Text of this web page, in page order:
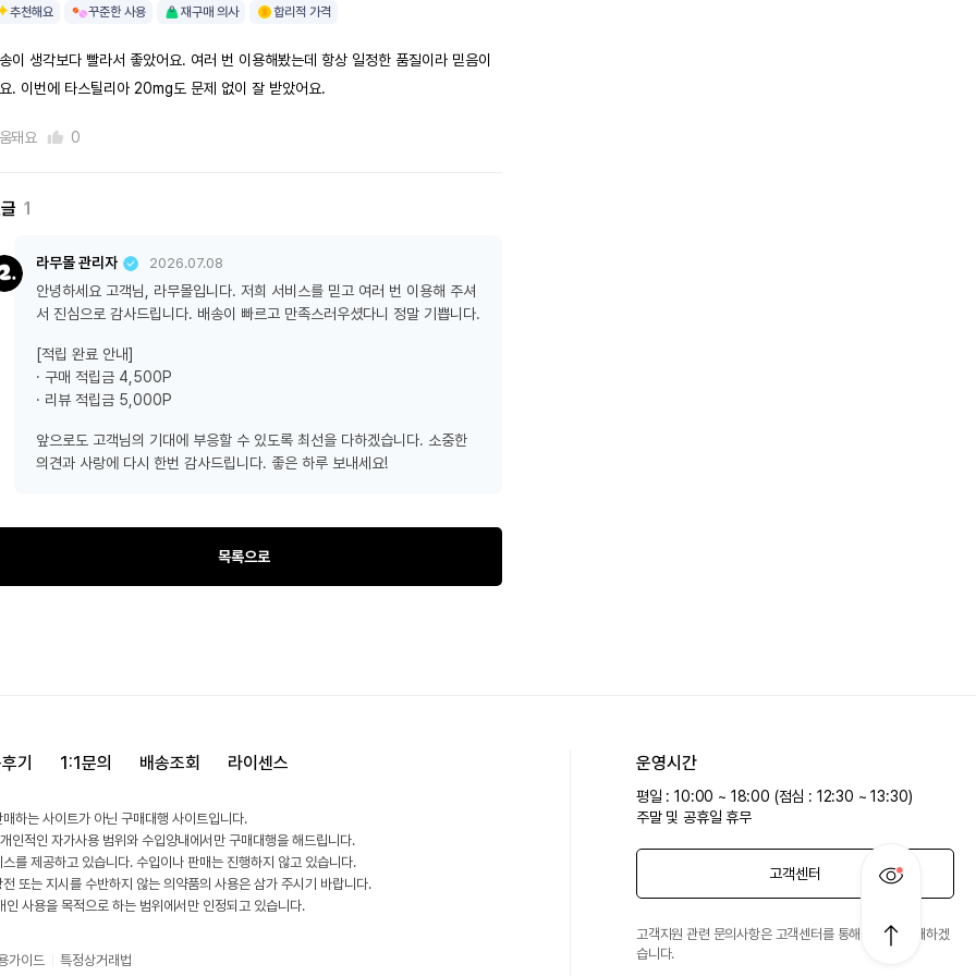
추천해요 꾸준한 사용 재구매 의사 합리적 가격
이 생각보다 빨라서 좋았어요. 여러 번 이용해봤는데 항상 일정한 품질이라 믿음이
. 이번에 타스틸리아 20mg도 문제 없이 잘 받았어요.
돼요 0
1
라무몰 관리자 2026.07.08
안녕하세요 고객님, 라무몰입니다. 저희 서비스를 믿고 여러 번 이용해 주셔
서 진심으로 감사드립니다. 배송이 빠르고 만족스러우셨다니 정말 기쁩니다.
[적립 완료 안내]
· 구매 적립금 4,500P
· 리뷰 적립금 5,000P
앞으로도 고객님의 기대에 부응할 수 있도록 최선을 다하겠습니다. 소중한
의견과 사랑에 다시 한번 감사드립니다. 좋은 하루 보내세요!
목록으로
기 1:1문의 배송조회 라이센스
하는 사이트가 아닌 구매대행 사이트입니다.
인적인 자가사용 범위와 수입양내에서만 구매대행을 해드립니다.
를 제공하고 있습니다. 수입이나 판매는 진행하지 않고 있습니다.
또는 지시를 수반하지 않는 의약품의 사용은 삼가 주시기 바랍니다.
사용을 목적으로 하는 범위에서만 인정되고 있습니다.
가이드 특정상거래법
운영시간
평일 : 10:00 ~ 18:00 (점심 : 12:30 ~ 13:30)
주말 및 공휴일 휴무
고객센터
고객지원 관련 문의사항은 고객센터를 통해 친절히 안내하겠
습니다.